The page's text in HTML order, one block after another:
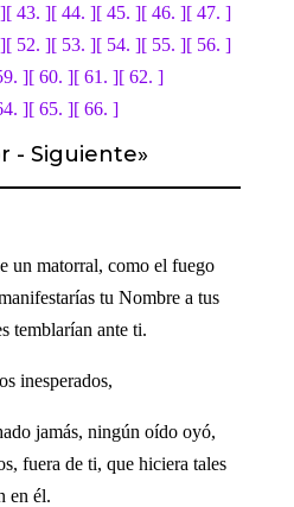
[ 43. ][ 44. ][ 45. ][ 46. ][ 47. ]
[ 52. ][ 53. ][ 54. ][ 55. ][ 56. ]
][ 60. ][ 61. ][ 62. ]
][ 65. ][ 66. ]
-Siguiente»
un matorral, como el fuego
tu Nombre a tus
temblarían ante ti.
inesperados,
jamás, ningún oído oyó,
fuera de ti, que hiciera tales
en él.